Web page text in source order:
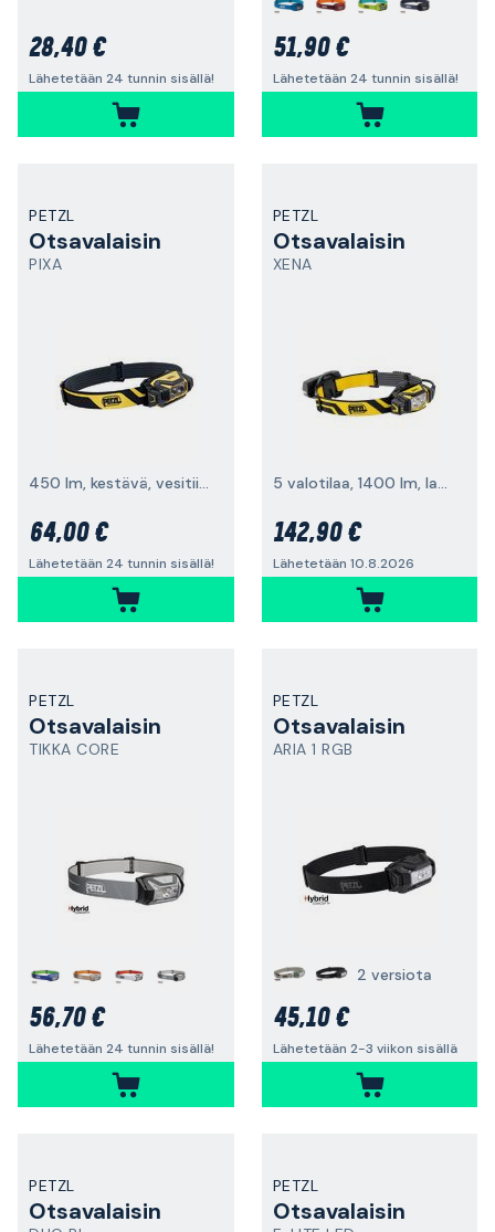
28,40 €
Lähetetään 24 tunnin sisällä!
51,90 €
Lähetetään 24 tunnin sisällä!
PETZL
Otsavalaisin
PIXA
450 lm, kestävä, vesitiivis ja kemikaaleja kestävä rakenne
64,00 €
Lähetetään 24 tunnin sisällä!
PETZL
Otsavalaisin
XENA
5 valotilaa, 1400 lm, ladattava
142,90 €
Lähetetään 10.8.2026
PETZL
Otsavalaisin
TIKKA CORE
56,70 €
Lähetetään 24 tunnin sisällä!
PETZL
Otsavalaisin
ARIA 1 RGB
2 versiota
45,10 €
Lähetetään 2-3 viikon sisällä
PETZL
Otsavalaisin
PETZL
Otsavalaisin